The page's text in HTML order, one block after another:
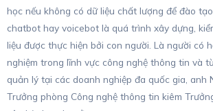
học nếu không có dữ liệu chất lượng để đào
chatbot hay voicebot là quá trình xây dựng,
liệu được thực hiện bởi con người. Là người có
nghiệm trong lĩnh vực công nghệ thông tin và
quản lý tại các doanh nghiệp đa quốc gia, anh
Trưởng phòng Công nghệ thông tin kiêm